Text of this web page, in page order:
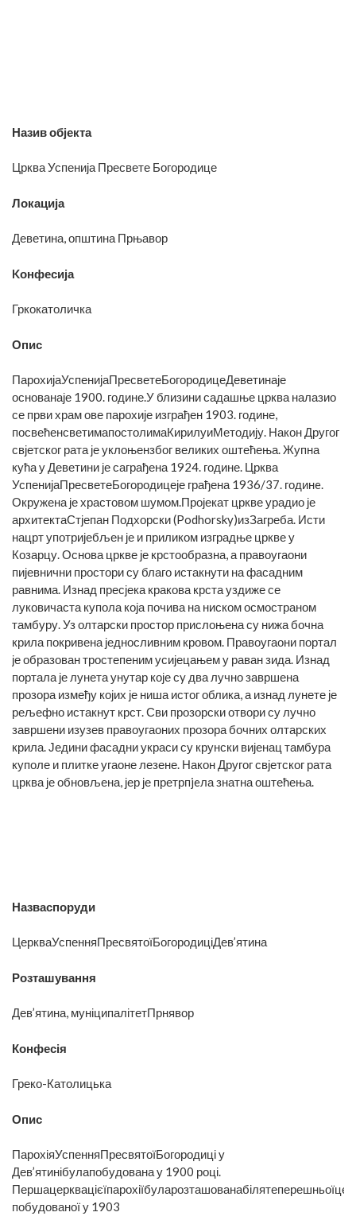
Назив објекта
Црква Успенија Пресвете Богородице
Локација
Деветина, општина Прњавор
Kонфесија
Гркокатоличка
Опис
ПарохијаУспенијаПресветеБогородицеДеветинаје
основанаје 1900. године.У близини садашње црква налазио
се први храм ове парохије изграђен 1903. године,
посвећенсветимапостолимаКирилуиМетодију. Након Другог
свјетског рата је уклоњензбог великих оштећења. Жупна
кућа у Деветини је саграђена 1924. године. Црква
УспенијаПресветеБогородицеје грађена 1936/37. годинe.
Окружена је храстовом шумом.Пројекат цркве урадио је
архитектаСтјепан Подхорски (Podhorsky)изЗагреба. Исти
нацрт употријебљен је и приликом изградње цркве у
Козарцу. Основа цркве је крстообразна, а правоугаони
пијевнични простори су благо истакнути на фасадним
равнима. Изнад пресјека кракова крста уздиже се
луковичаста купола која почива на ниском осмостраном
тамбуру. Уз олтарски простор прислоњена су нижа бочна
крила покривена једносливним кровом. Правоугаони портал
је образован тростепеним усијецањем у раван зида. Изнад
портала је лунета унутар које сy два лучно завршена
прозора између којих је ниша истог облика, а изнад лунете је
рељефно истакнут крст. Сви прозорски отвори су лучно
завршени изузев правоугаоних прозора бочних олтарских
крила. Једини фасадни украси су крунски вијенац тамбура
куполе и плитке угаоне лезене. Након Другог свјетског рата
црква је обновљена, јер је претрпjeла знатна оштећења.
Назваспоруди
ЦеркваУспенняПресвятоїБогородиціДев’ятина
Розташування
Дев’ятина, муніципалітетПрнявор
Конфесія
Греко-Католицька
Опис
ПарохіяУспенняПресвятоїБогородиці у
Дев’ятинібулапобудована у 1900 році.
побудованої у 1903